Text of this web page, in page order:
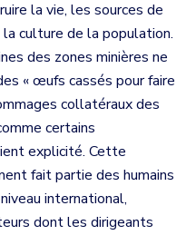
la vie, les sources de
culture de la population.
des zones minières ne
« œufs cassés pour faire
collatéraux des
certains
explicité. Cette
fait partie des humains
international,
dont les dirigeants